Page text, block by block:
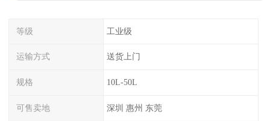
等级 工业级
运输方式 送货上门
规格 10L-50L
可售卖地 深圳 惠州 东莞